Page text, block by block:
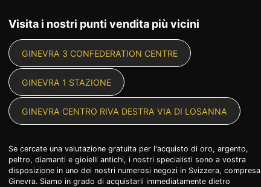
Visita i nostri punti vendita più vicini
GINEVRA 3 CONFEDERATION CENTRE
GINEVRA 1 STAZIONE
GINEVRA CENTRO RIVA DESTRA VIA DI LOSANNA
Se cercate una valutazione gratuita per l'acquisto di oro, argento,
peltro, diamanti e gioielli antichi, i nostri specialisti sono a vostra
disposizione in uno dei nostri numerosi negozi in Svizzera, compresa
Ginevra. Siamo in grado di acquistarli immediatamente dietro